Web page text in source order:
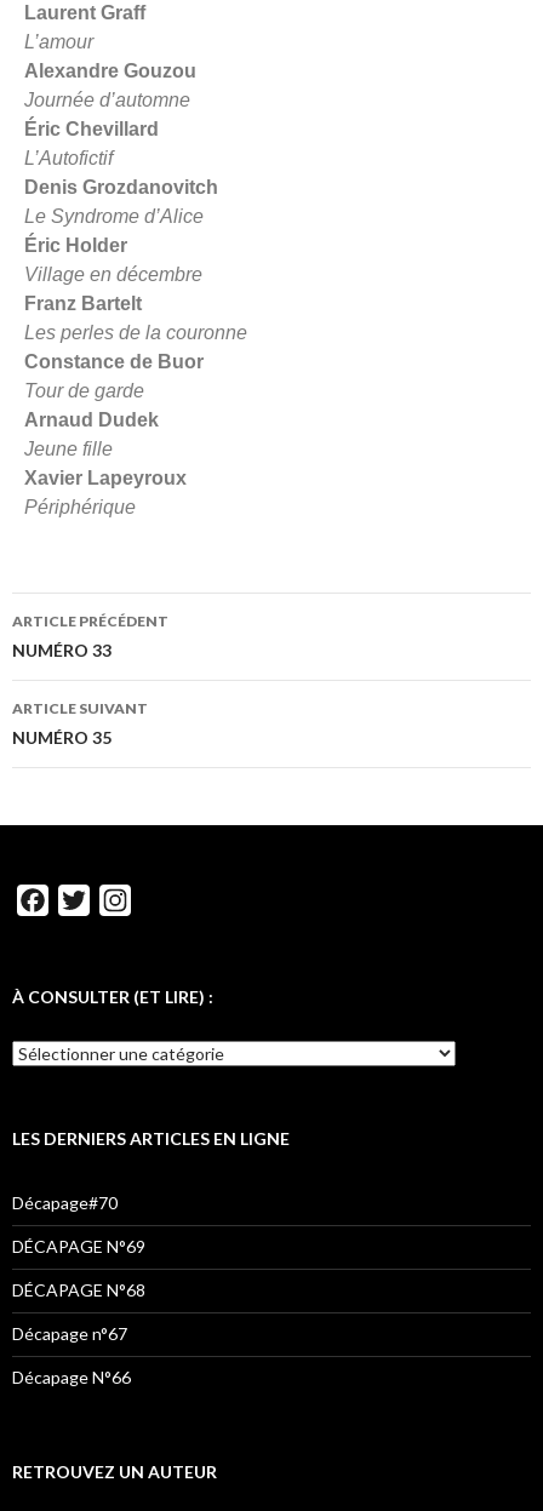
Laurent Graff
L’amour
Alexandre Gouzou
Journée d’automne
Éric Chevillard
L’Autofictif
Denis Grozdanovitch
Le Syndrome d’Alice
Éric Holder
Village en décembre
Franz Bartelt
Les perles de la couronne
Constance de Buor
Tour de garde
Arnaud Dudek
Jeune fille
Xavier Lapeyroux
Périphérique
ARTICLE PRÉCÉDENT
NUMÉRO 33
ARTICLE SUIVANT
NUMÉRO 35
e
o
t
e
t
g
m
À CONSULTER (ET LIRE) :
LES DERNIERS ARTICLES EN LIGNE
Décapage#70
DÉCAPAGE N°69
DÉCAPAGE N°68
Décapage n°67
Décapage N°66
RETROUVEZ UN AUTEUR